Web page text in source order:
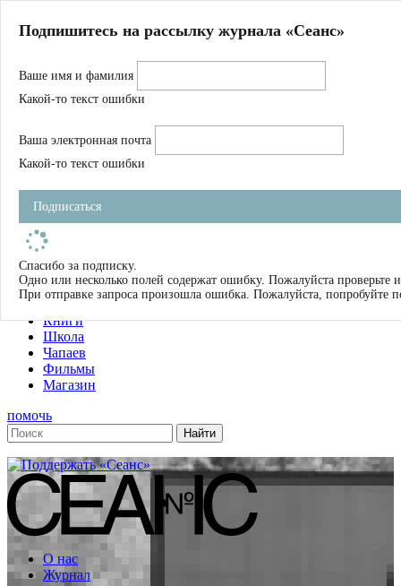
Магазин
Журнал
Школа
Устав
Фильмы
Имена
Тэги
О нас
Журнал
Книги
Школа
Чапаев
Фильмы
Магазин
помочь
О нас
Журнал
Подпишитесь на рассылку журнала «Сеанс»
Ваше имя и фамилия
Какой-то текст ошибки
Ваша электронная почта
Какой-то текст ошибки
Подписаться
Спасибо за подписку.
Одно или несколько полей содержат ошибку. Пожалуйста проверьте
При отправке запроса произошла ошибка. Пожалуйста, попробуйте